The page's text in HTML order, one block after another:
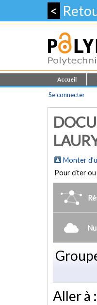
<
Accueil
Se connecter
Monter
Pour citer
Aller à :